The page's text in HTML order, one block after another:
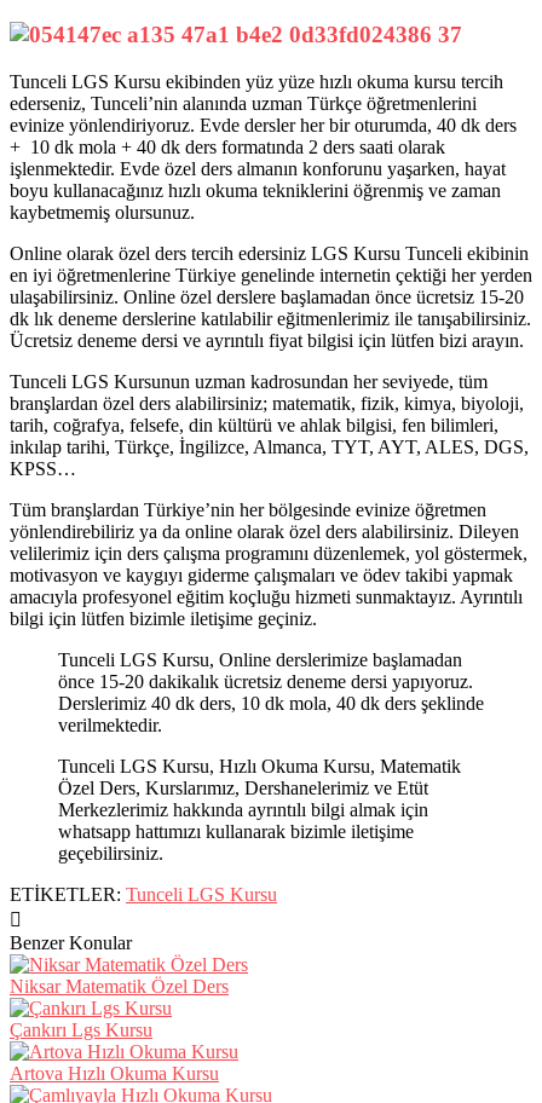
Tunceli LGS Kursu ekibinden yüz yüze hızlı okuma kursu tercih
ederseniz, Tunceli’nin alanında uzman Türkçe öğretmenlerini
evinize yönlendiriyoruz. Evde dersler her bir oturumda, 40 dk ders
+ 10 dk mola + 40 dk ders formatında 2 ders saati olarak
işlenmektedir. Evde özel ders almanın konforunu yaşarken, hayat
boyu kullanacağınız hızlı okuma tekniklerini öğrenmiş ve zaman
kaybetmemiş olursunuz.
Online olarak özel ders tercih edersiniz LGS Kursu Tunceli ekibinin
en iyi öğretmenlerine Türkiye genelinde internetin çektiği her yerden
ulaşabilirsiniz. Online özel derslere başlamadan önce ücretsiz 15-20
dk lık deneme derslerine katılabilir eğitmenlerimiz ile tanışabilirsiniz.
Ücretsiz deneme dersi ve ayrıntılı fiyat bilgisi için lütfen bizi arayın.
Tunceli LGS Kursunun uzman kadrosundan her seviyede, tüm
branşlardan özel ders alabilirsiniz; matematik, fizik, kimya, biyoloji,
tarih, coğrafya, felsefe, din kültürü ve ahlak bilgisi, fen bilimleri,
inkılap tarihi, Türkçe, İngilizce, Almanca, TYT, AYT, ALES, DGS,
KPSS…
Tüm branşlardan Türkiye’nin her bölgesinde evinize öğretmen
yönlendirebiliriz ya da online olarak özel ders alabilirsiniz. Dileyen
velilerimiz için ders çalışma programını düzenlemek, yol göstermek,
motivasyon ve kaygıyı giderme çalışmaları ve ödev takibi yapmak
amacıyla profesyonel eğitim koçluğu hizmeti sunmaktayız. Ayrıntılı
bilgi için lütfen bizimle iletişime geçiniz.
Tunceli LGS Kursu, Online derslerimize başlamadan
önce 15-20 dakikalık ücretsiz deneme dersi yapıyoruz.
Derslerimiz 40 dk ders, 10 dk mola, 40 dk ders şeklinde
verilmektedir.
Tunceli LGS Kursu, Hızlı Okuma Kursu, Matematik
Özel Ders, Kurslarımız, Dershanelerimiz ve Etüt
Merkezlerimiz hakkında ayrıntılı bilgi almak için
whatsapp hattımızı kullanarak bizimle iletişime
geçebilirsiniz.
ETİKETLER: Tunceli LGS Kursu
Benzer Konular
Niksar Matematik Özel Ders
Çankırı Lgs Kursu
Artova Hızlı Okuma Kursu